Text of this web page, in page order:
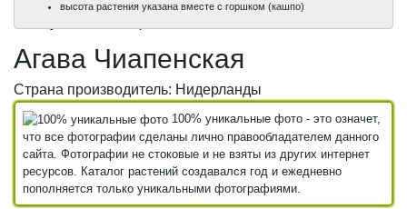
100%
100%
высота растения указана вместе с горшком (кашпо)
Агава Чиапенская
Страна производитель: Нидерланды
100% уникальные фото - это означет,
что все фотографии сделаны лично правообладателем данного
сайта. Фотографии не стоковые и не взяты из других интернет
ресурсов. Каталог растений создавался год и ежедневно
пополняется только уникальными фотографиями.